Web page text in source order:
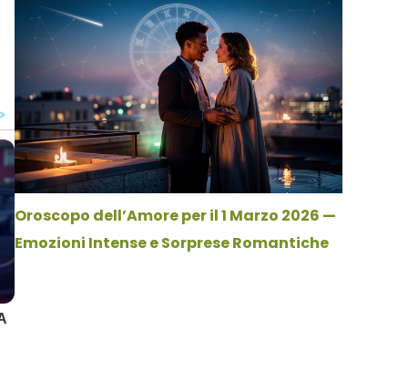
Oroscopo dell’Amore per il 1 Marzo 2026 —
Emozioni Intense e Sorprese Romantiche